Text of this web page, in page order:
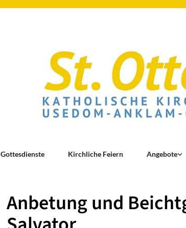
Gottesdienste Kirchliche Feiern Angebote
Anbetung und